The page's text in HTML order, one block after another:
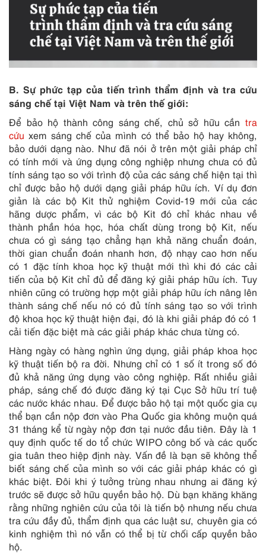
B. Sự phức tạp của tiến trình thẩm định và tra cứu
sáng chế tại Việt Nam và trên thế giới:
Để bảo hộ thành công sáng chế, chủ sở hữu cần tra
cứu xem sáng chế của mình có thể bảo hộ hay không,
bảo dưới dạng nào. Như đã nói ở trên một giải pháp chỉ
có tính mới và ứng dụng công nghiệp nhưng chưa có đủ
tính sáng tạo so với trình độ của các sáng chế hiện tại thì
chỉ được bảo hộ dưới dạng giải pháp hữu ích. Ví dụ đơn
giản là các bộ Kit thử nghiệm Covid-19 mới của các
hãng dược phẩm, vì các bộ Kit đó chỉ khác nhau về
thành phần hóa học, hóa chất dùng trong bộ Kit, nếu
chưa có gì sáng tạo chẳng hạn khả năng chuẩn đoán,
thời gian chuẩn đoán nhanh hơn, độ nhạy cao hơn nếu
có 1 đặc tính khoa học kỹ thuật mới thì khi đó các cải
tiến của bộ Kit chỉ đủ để đăng ký giải pháp hữu ích. Tuy
nhiên cũng có trường hợp một giải pháp hữu ích nâng lên
thành sáng chế nếu nó có đủ tính sáng tạo so với trình
độ khoa học kỹ thuật hiện đại, đó là khi giải pháp đó có 1
cải tiến đặc biệt mà các giải pháp khác chưa từng có.
Hàng ngày có hàng nghìn ứng dụng, giải pháp khoa học
kỹ thuật tiến bộ ra đời. Nhưng chỉ có 1 số ít trong số đó
đủ khả năng ứng dụng vào công nghiệp. Rất nhiều giải
pháp, sáng chế đó được đăng ký tại Cục Sở hữu trí tuệ
các nước khác nhau. Để được bảo hộ tại một quốc gia cụ
thể bạn cần nộp đơn vào Pha Quốc gia không muộn quá
31 tháng kể từ ngày nộp đơn tại nước đầu tiên. Đây là 1
quy định quốc tế do tổ chức WIPO công bố và các quốc
gia tuân theo hiệp định này. Vấn đề là bạn sẽ không thể
biết sáng chế của mình so với các giải pháp khác có gì
khác biệt. Đôi khi ý tưởng trùng nhau nhưng ai đăng ký
trước sẽ được sở hữu quyền bảo hộ. Dù bạn khăng khăng
rằng những nghiên cứu của tôi là tiến bộ nhưng nếu chưa
tra cứu đầy đủ, thẩm định qua các luật sư, chuyên gia có
kinh nghiệm thì nó vẫn có thể bị từ chối cấp quyền bảo
hộ.